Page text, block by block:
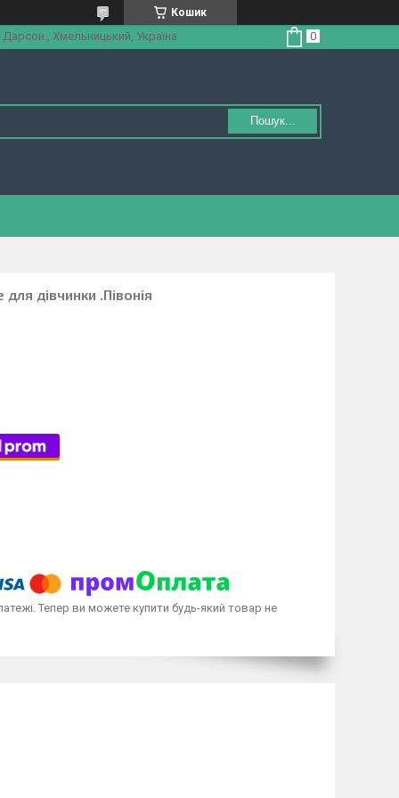
Кошик
Хмельницький, Україна
Пошук...
дівчинки .Півонія
Тепер ви можете купити будь-який товар не